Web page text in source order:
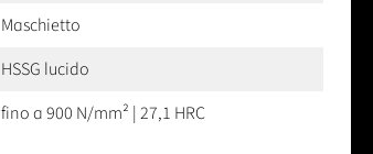
Maschietto
HSSG lucido
fino a 900 N/mm² | 27,1 HRC